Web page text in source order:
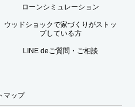
ローンシミュレーション
ウッドショックで家づくりがストッ
プしている方
LINE deご質問・ご相談
マップ